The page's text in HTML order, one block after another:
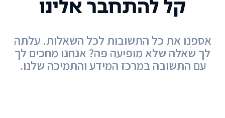
קל להתחבר אלינו
אספנו את כל התשובות לכל השאלות. עלתה
לך שאלה שלא מופיעה פה? אנחנו מחכים לך
עם התשובה במרכז המידע והתמיכה שלנו.